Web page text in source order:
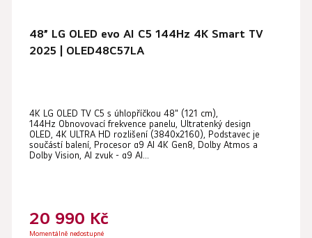
48” LG OLED evo AI C5 144Hz 4K Smart TV
2025 | OLED48C57LA
hodnocení
produktu
je
5
hvězdiček.
4K LG OLED TV C5 s úhlopříčkou 48" (121 cm),
144Hz Obnovovací frekvence panelu, Ultratenký design
OLED, 4K ULTRA HD rozlišení (3840x2160), Podstavec je
součástí balení, Procesor α9 AI 4K Gen8, Dolby Atmos a
Dolby Vision, AI zvuk - α9 AI...
20 990 Kč
Momentálně nedostupné